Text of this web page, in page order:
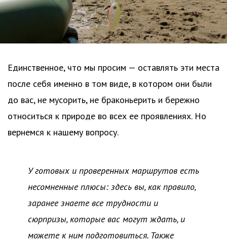
Единственное, что мы просим — оставлять эти места
после себя именно в том виде, в котором они были
до вас, не мусорить, не браконьерить и бережно
относиться к природе во всех ее проявлениях. Но
вернемся к нашему вопросу.
У готовых и проверенных маршрутов есть
несомненные плюсы: здесь вы, как правило,
заранее знаете все трудности и
сюрпризы, которые вас могут ждать, и
можете к ним подготовиться. Также